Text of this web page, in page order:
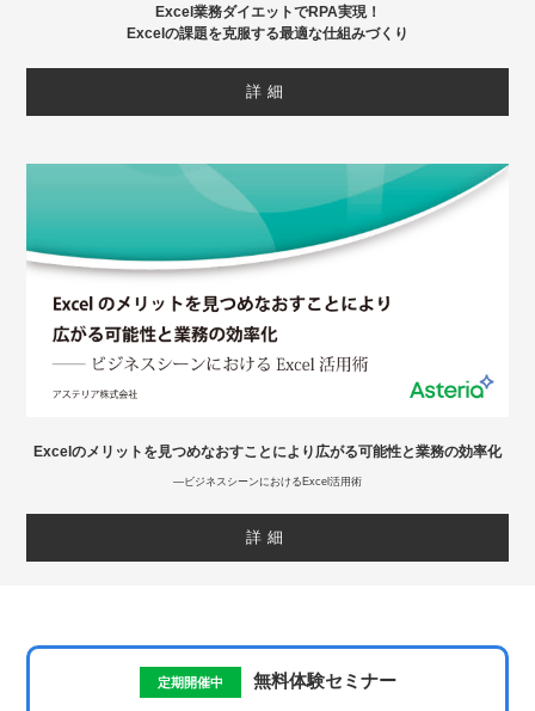
Excel業務ダイエットでRPA実現！
Excelの課題を克服する最適な仕組みづくり
詳細
Excelのメリットを見つめなおすことにより広がる可能性と業務の効率化
―ビジネスシーンにおけるExcel活用術
詳細
定期開催中 無料体験セミナー